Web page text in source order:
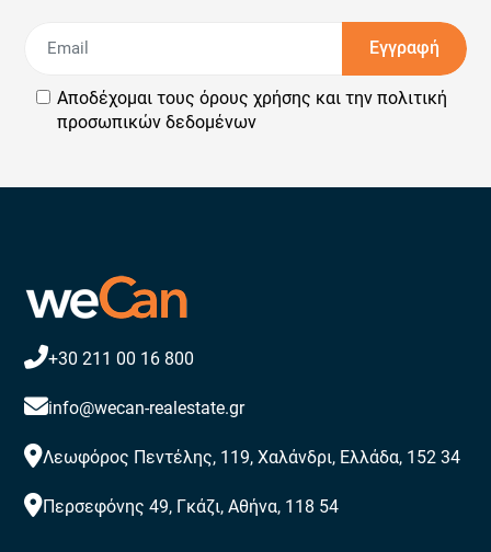
Εγγραφή
Αποδέχομαι τουςόρους χρήσης και τηνπολιτική
προσωπικών δεδομένων
+30 211 00 16 800
info@wecan-realestate.gr
Λεωφόρος Πεντέλης, 119, Χαλάνδρι, Ελλάδα, 152 34
Περσεφόνης 49, Γκάζι, Αθήνα, 118 54